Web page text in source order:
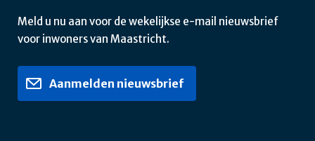
Meld u nu aan voor de wekelijkse e-mail nieuwsbrief
voor inwoners van Maastricht.
Aanmelden nieuwsbrief